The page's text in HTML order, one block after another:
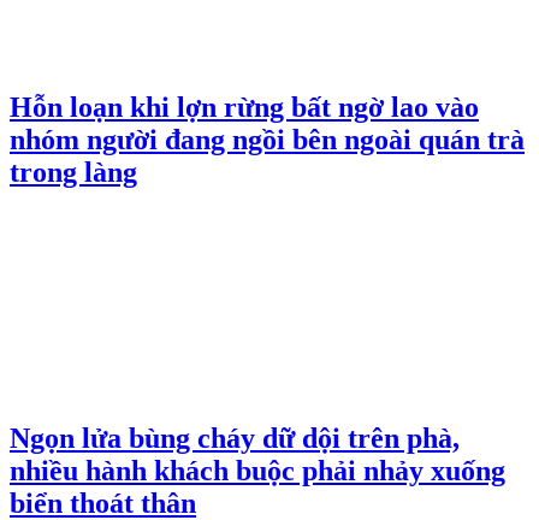
Hỗn loạn khi lợn rừng bất ngờ lao vào
nhóm người đang ngồi bên ngoài quán trà
trong làng
Ngọn lửa bùng cháy dữ dội trên phà,
nhiều hành khách buộc phải nhảy xuống
biển thoát thân